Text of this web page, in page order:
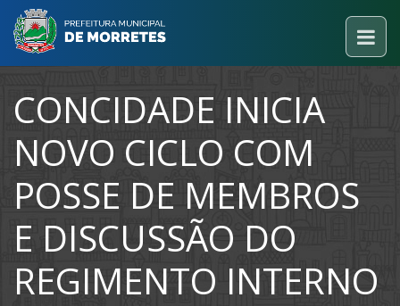
CONCIDADE INICIA
NOVO CICLO COM
POSSE DE MEMBROS
E DISCUSSÃO DO
REGIMENTO INTERNO